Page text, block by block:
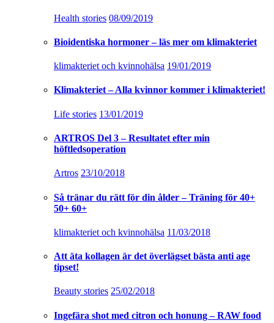
Health stories 08/09/2019
Bioidentiska hormoner – läs mer om klimakteriet
klimakteriet och kvinnohälsa 19/01/2019
Klimakteriet – Alla kvinnor kommer i klimakteriet!
Life stories 13/01/2019
ARTROS Del 3 – Resultatet efter min
höftledsoperation
Artros 23/10/2018
Så tränar du rätt för din ålder – Träning för 40+
50+ 60+
klimakteriet och kvinnohälsa 11/03/2018
Att äta kollagen är det överlägset bästa anti age
tipset!
Beauty stories 25/02/2018
Ingefära shot med citron och honung – RAW food